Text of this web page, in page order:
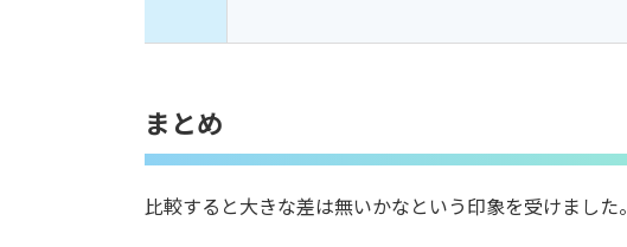
まとめ
比較すると大きな差は無いかなという印象を受けました。